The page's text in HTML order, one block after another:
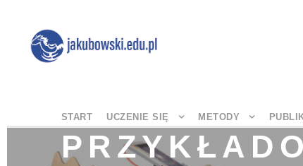
START UCZENIE SIĘ METODY